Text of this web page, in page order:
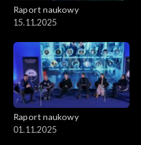
Raport naukowy
15.11.2025
Raport naukowy
01.11.2025